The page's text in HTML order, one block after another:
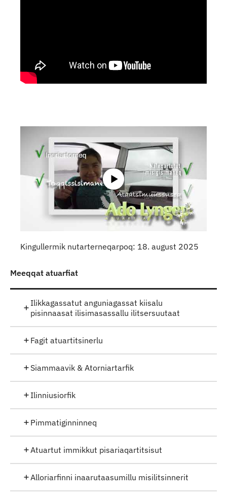
Kingullermik nutarterneqarpoq: 18. august 2025
Meeqqat atuarfiat
Ilikkagassatut anguniagassat kiisalu
pisinnaasat ilisimasassallu ilitsersuutaat
Fagit atuartitsinerlu
Siammaavik & Atorniartarfik
Ilinniusiorfik
Pimmatiginninneq
Atuartut immikkut pisariaqartitsisut
Alloriarfinni inaarutaasumillu misilitsinnerit